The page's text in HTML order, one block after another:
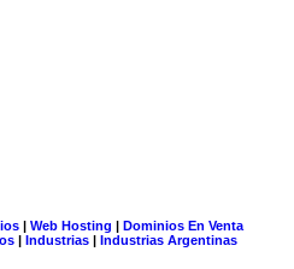
| Web Hosting | Dominios En Venta
| Industrias | Industrias Argentinas